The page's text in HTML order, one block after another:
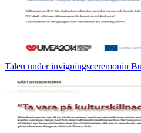
Talen under invigningsceremonin